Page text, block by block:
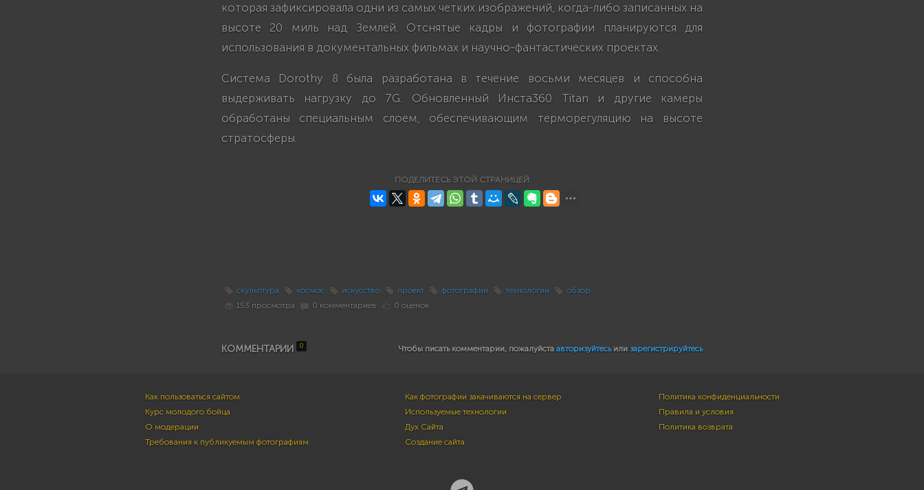
которая зафиксировала одни из самых четких изображений, когда-либо записанных на
высоте 20 миль над Землей. Отснятые кадры и фотографии планируются для
использования в документальных фильмах и научно-фантастических проектах.
Система Dorothy 8 была разработана в течение восьми месяцев и способна
выдерживать нагрузку до 7G. Обновленный Инста360 Titan и другие камеры
обработаны специальным слоем, обеспечивающим терморегуляцию на высоте
стратосферы.
ПОДЕЛИТЕСЬ ЭТОЙ СТРАНИЦЕЙ
скульптура космос искусство проект фотографии технологии
обзор
153 просмотра
0 комментариев 0 оценок
КОММЕНТАРИИ 0 Чтобы писать комментарии, пожалуйста авторизуйтесьили зарегистрируйтесь
Как пользоваться сайтом
Курс молодого бойца
О модерации
Требования к публикуемым фотографиям
Как фотографии закачиваются на сервер
Используемые технологии
Дух Сайта
Создание сайта
Политика конфиденциальности
Правила и условия
Политика возврата